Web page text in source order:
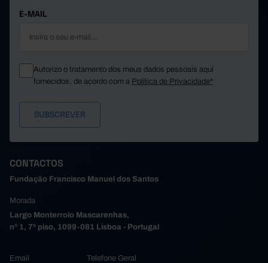
E-MAIL
Autorizo o tratamento dos meus dados pessoais aqui
fornecidos, de acordo com a Política de Privacidade*
CONTACTOS
Fundação Francisco Manuel dos Santos
Morada
Largo Monterroio Mascarenhas,
nº 1, 7º piso, 1099-081 Lisboa - Portugal
Email
Telefone Geral